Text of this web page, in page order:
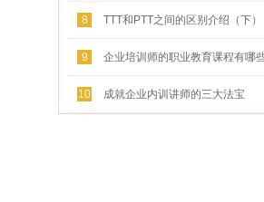
8 TTT和PTT之间的区别介绍（下）
9 企业培训师的职业教育课程有哪
10 成就企业内训讲师的三大法宝